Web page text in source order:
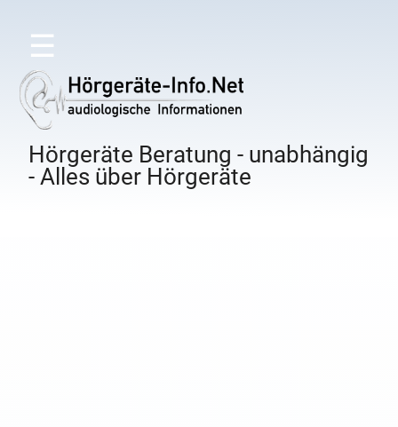
☰
Hörgeräte Beratung - unabhängig
- Alles über Hörgeräte